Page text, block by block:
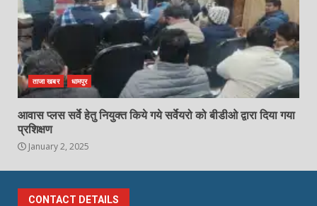
ताजा खबर धामपुर
आवास प्लस सर्वे हेतु नियुक्त किये गये सर्वेयरो को बीडीओ द्वारा दिया गया
प्रशिक्षण
January 2, 2025
CONTACT DETAILS